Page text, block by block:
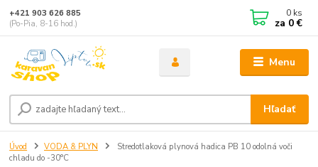
Menu
Hľadať
+421 903 626 885
(Po-Pia, 8-16 hod.)
0 ks
za 0 €
Úvod VODA & PLYN
Stredotlaková plynová hadica PB 10 odolná voči
chladu do -30°C